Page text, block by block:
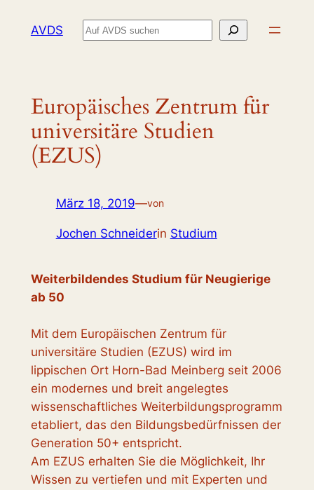
InhaltAVDS Suchen
Europäisches Zentrum für
universitäre Studien
(EZUS)
März 18, 2019—von
Jochen Schneiderin Studium
Weiterbildendes Studium für Neugierige
ab 50
Mit dem Europäischen Zentrum für
universitäre Studien (EZUS) wird im
lippischen Ort Horn-Bad Meinberg seit 2006
ein modernes und breit angelegtes
wissenschaftliches Weiterbildungsprogramm
etabliert, das den Bildungsbedürfnissen der
Generation 50+ entspricht.
Am EZUS erhalten Sie die Möglichkeit, Ihr
Wissen zu vertiefen und mit Experten und